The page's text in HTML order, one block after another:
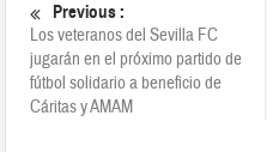
Previous :
Los veteranos del Sevilla FC
jugarán en el próximo partido de
fútbol solidario a beneficio de
Cáritas y AMAM